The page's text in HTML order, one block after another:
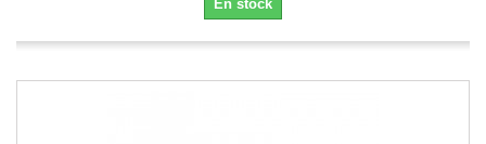
En stock